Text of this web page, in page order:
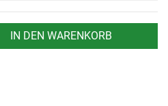
IN DEN WARENKORB